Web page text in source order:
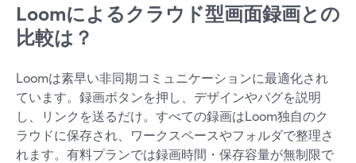
Loomによるクラウド型画面録画との
比較は？
Loomは素早い非同期コミュニケーションに最適化され
ています。録画ボタンを押し、デザインやバグを説明
し、リンクを送るだけ。すべての録画はLoom独自のク
ラウドに保存され、ワークスペースやフォルダで整理さ
れます。有料プランでは録画時間・保存容量が無制限で